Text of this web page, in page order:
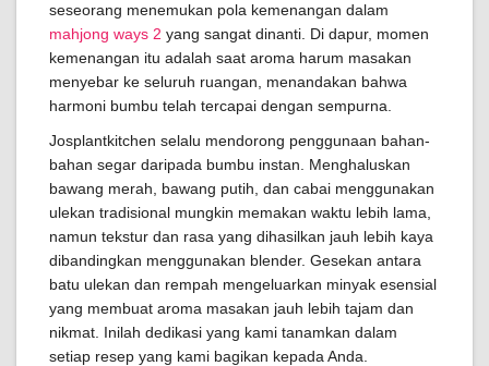
seseorang menemukan pola kemenangan dalam
mahjong ways 2 yang sangat dinanti. Di dapur, momen
kemenangan itu adalah saat aroma harum masakan
menyebar ke seluruh ruangan, menandakan bahwa
harmoni bumbu telah tercapai dengan sempurna.
Josplantkitchen selalu mendorong penggunaan bahan-
bahan segar daripada bumbu instan. Menghaluskan
bawang merah, bawang putih, dan cabai menggunakan
ulekan tradisional mungkin memakan waktu lebih lama,
namun tekstur dan rasa yang dihasilkan jauh lebih kaya
dibandingkan menggunakan blender. Gesekan antara
batu ulekan dan rempah mengeluarkan minyak esensial
yang membuat aroma masakan jauh lebih tajam dan
nikmat. Inilah dedikasi yang kami tanamkan dalam
setiap resep yang kami bagikan kepada Anda.